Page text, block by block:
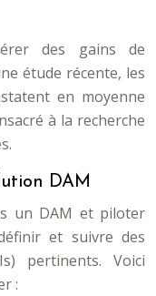
des gains de
étude récente, les
en moyenne
à la recherche
DAM
un DAM et piloter
et suivre des
pertinents. Voici
: